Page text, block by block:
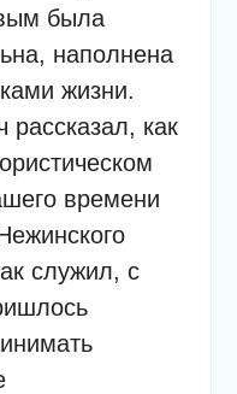
была
наполнена
жизни.
как
времени
служил, с